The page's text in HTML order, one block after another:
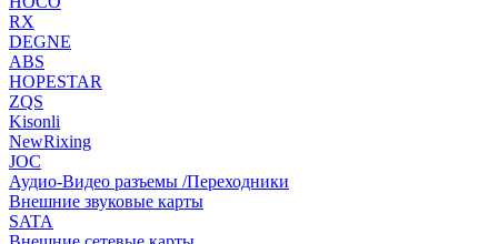
RX
DEGNE
ABS
HOPESTAR
ZQS
Kisonli
NewRixing
JOC
Аудио-Видео разъемы /Переходники
Внешние звуковые карты
SATA